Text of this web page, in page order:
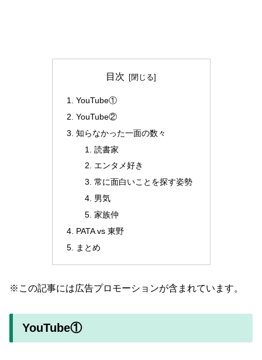
目次
YouTube①
YouTube②
知らなかった一面の数々
読書家
エンタメ好き
常に面白いことを探す姿勢
男気
家族仲
PATA vs 東野
まとめ
※この記事には広告プロモーションが含まれています。
YouTube①